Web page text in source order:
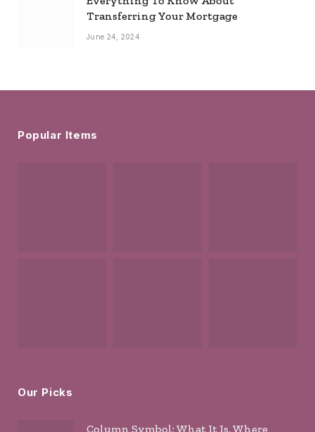
Transferring Your Mortgage
June 24, 2024
Popular Items
Our Picks
Column Symbol: What It Is, Where